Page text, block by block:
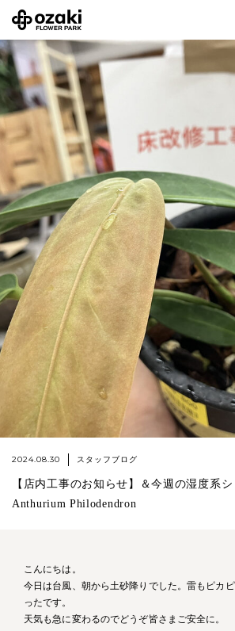
2024.08.30 スタッフブログ
【店内工事のお知らせ】＆今週の湿度系
Anthurium Philodendron
こんにちは。
今日は台風、朝から土砂降りでした。雷もピカ
ったです。
天気も急に変わるのでどうぞ皆さまご安全に。